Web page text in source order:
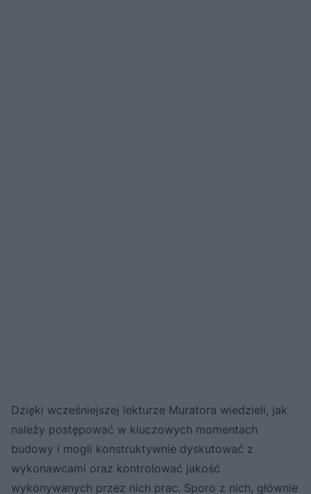
Dzięki wcześniejszej lekturze Muratora wiedzieli, jak
należy postępować w kluczowych momentach
budowy i mogli konstruktywnie dyskutować z
wykonawcami oraz kontrolować jakość
wykonywanych przez nich prac. Sporo z nich, głównie